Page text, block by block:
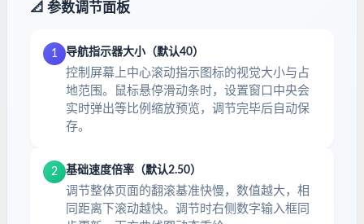
📐 参数调节面板
1 导航指示器大小（默认40）
控制屏幕上中心滚动指示图标的视觉大小与占
地范围。鼠标悬停滑动条时，设置窗口中央会
实时弹出等比例缩放预览，调节完毕后自动保
存。
2 基础速度倍率（默认2.50）
调节整体页面的翻滚基准快慢，数值越大，相
同距离下滚动越快。调节时右侧数字输入框同